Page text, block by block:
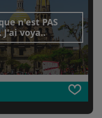
n'est PAS
J'ai voya..